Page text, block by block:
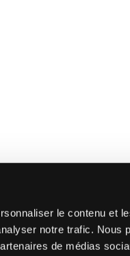
le contenu et
notre trafic. Nous
de médias